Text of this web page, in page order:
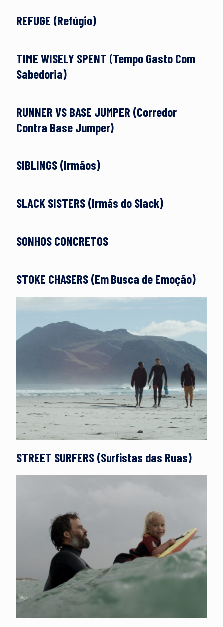
REFUGE (Refúgio)
TIME WISELY SPENT (Tempo Gasto Com
Sabedoria)
RUNNER VS BASE JUMPER (Corredor
Contra Base Jumper)
SIBLINGS (Irmãos)
SLACK SISTERS (Irmãs do Slack)
SONHOS CONCRETOS
STOKE CHASERS (Em Busca de Emoção)
STREET SURFERS (Surfistas das Ruas)